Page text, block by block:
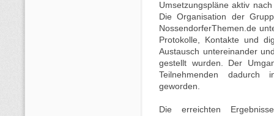
Umsetzungspläne aktiv
Die Organisation der
NossendorferThemen.de
Protokolle, Kontakte und
Austausch untereinander
gestellt wurden. Der
Teilnehmenden dadurch
geworden.
Die erreichten